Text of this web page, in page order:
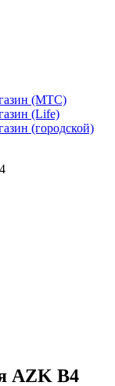
(МТС)
(Life)
(городской)
AZK B4